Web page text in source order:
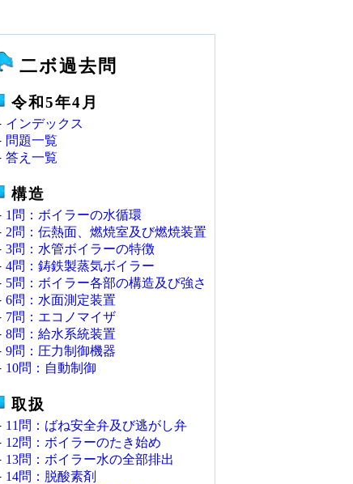
二ボ過去問
令和5年4月
インデックス
問題一覧
答え一覧
構造
1問：ボイラーの水循環
2問：伝熱面、燃焼室及び燃焼装置
3問：水管ボイラーの特徴
4問：鋳鉄製蒸気ボイラー
5問：ボイラー各部の構造及び強さ
6問：水面測定装置
7問：エコノマイザ
8問：給水系統装置
9問：圧力制御機器
10問：自動制御
取扱
11問：ばね安全弁及び逃がし弁
12問：ボイラーのたき始め
13問：ボイラー水の全部排出
14問：脱酸素剤